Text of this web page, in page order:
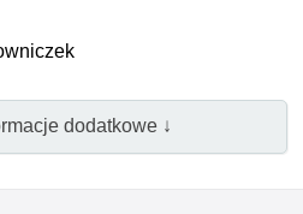
dodatkowe ↓